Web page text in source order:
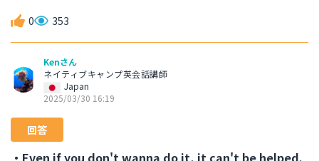
0 353
Kenさん
ネイティブキャンプ英会話講師
Japan
2025/03/30 16:19
回答